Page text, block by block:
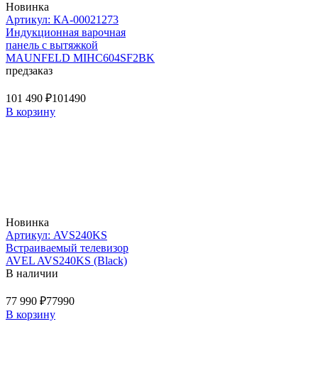
Новинка
Артикул: КА-00021273
Индукционная варочная
панель с вытяжкой
MAUNFELD MIHC604SF2BK
предзаказ
101 490 ₽101490
В корзину
Новинка
Артикул: AVS240KS
Встраиваемый телевизор
AVEL AVS240KS (Black)
В наличии
77 990 ₽77990
В корзину